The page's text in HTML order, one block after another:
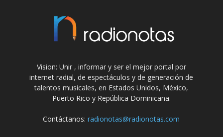
Vision: Unir , informar y ser el mejor portal por
internet radial, de espectáculos y de generación de
talentos musicales, en Estados Unidos, México,
Puerto Rico y República Dominicana.
Contáctanos:radionotas@radionotas.com